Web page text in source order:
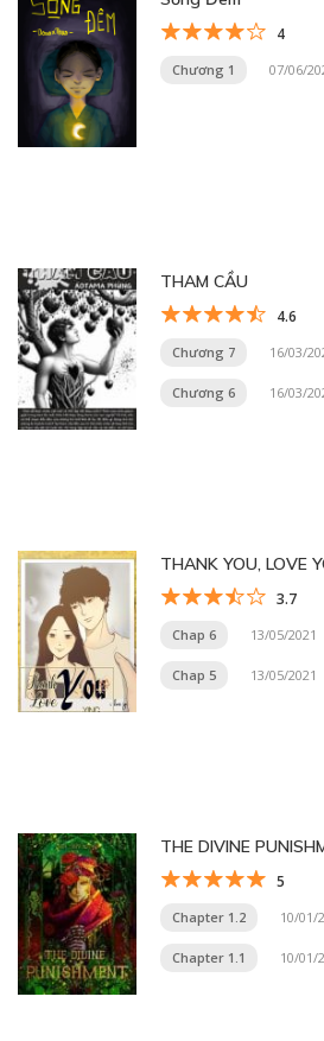
4
Chương 1 07/06/
THAM CẦU
4.6
Chương 7 16/03/
Chương 6 16/03/
THANK YOU, LOVE
3.7
Chap 6 13/05/2021
Chap 5 13/05/2021
THE DIVINE
5
Chapter 1.2 10/01/
Chapter 1.1 10/01/